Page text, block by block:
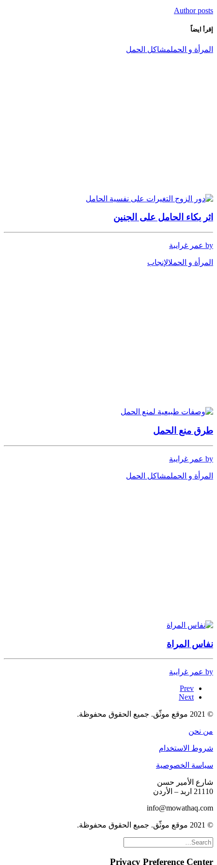
Author posts
إقرأ ايضاً
المرأة و الحملمشاكل الحمل
اثر بكاء الحامل على الجنين
by عمر غرايبة
المرأة و الحملالإنجاب
طرق منع الحمل
by عمر غرايبة
المرأة و الحملمشاكل الحمل
نفاس المراة
by عمر غرايبة
Prev
Next
© 2021 موقع موثّق. جميع الحقوق محفوظة.
من نحن
شروط الاستخدام
سياسة الخصوصية
شارع الأمير حسن
21110 اربد – الأردن
info@mowathaq.com
© 2021 موقع موثّق. جميع الحقوق محفوظة.
Privacy Preference Center